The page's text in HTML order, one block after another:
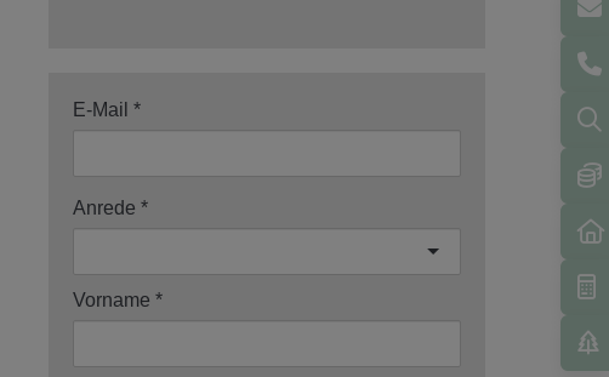
E-Mail
Anrede
Vorname